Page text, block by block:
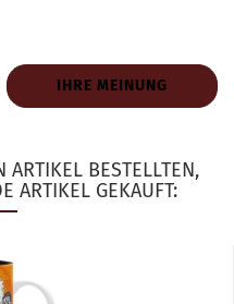
IHRE MEINUNG
ARTIKEL BESTELLTEN,
ARTIKEL GEKAUFT: